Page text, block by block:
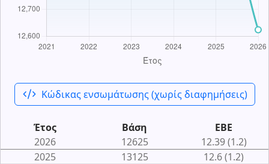
code_xml Κώδικας ενσωμάτωσης (χωρίς διαφημήσεις)
Έτος Βάση
ΕΒΕ
2026
12625
12.39 (1.2)
2025
13125
12.6 (1.2)